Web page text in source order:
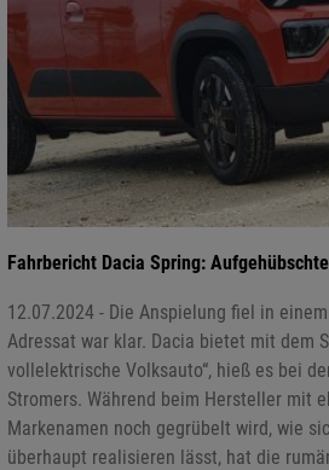
Fahrbericht Dacia Spring:
12.07.2024 - Die Anspielung fiel in
Adressat war klar. Dacia bietet mit dem
vollelektrische Volksauto“, hieß es bei
Stromers. Während beim Hersteller mit
Markenamen noch gegrübelt wird, wie
überhaupt realisieren lässt, hat die